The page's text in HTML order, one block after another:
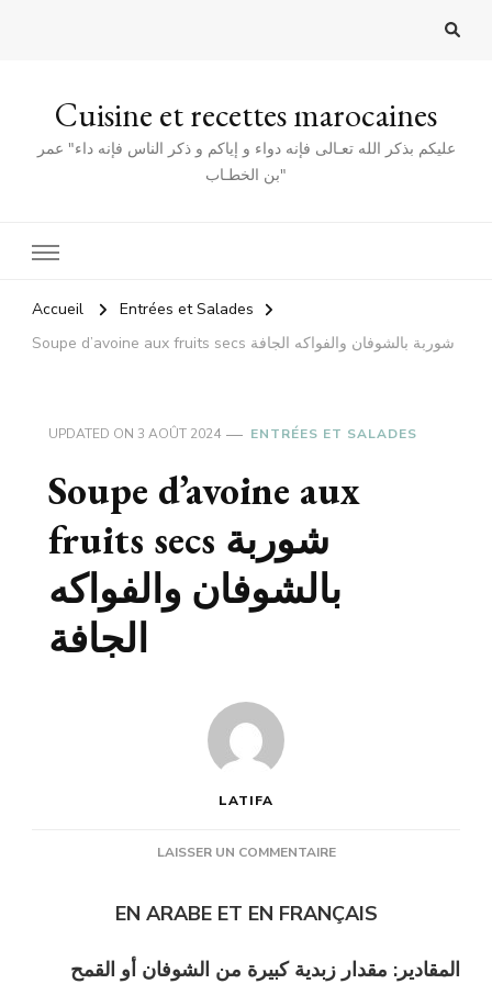
Cuisine et recettes marocaines
عليكم بذكر الله تعـالى فإنه دواء و إياكم و ذكر الناس فإنه داء" عمر
بن الخطـاب"
Accueil
Entrées et Salades
Soupe d’avoine aux fruits secs شوربة بالشوفان والفواكه الجافة
UPDATED ON 3 AOÛT 2024 ENTRÉES ET SALADES
Soupe d’avoine aux
fruits secs شوربة
بالشوفان والفواكه
الجافة
LATIFA
LAISSER UN COMMENTAIRESUR
AUX
SECS
EN ARABE ET EN FRANÇAIS
المقادير: مقدار زبدية كبيرة من الشوفان أو القمح